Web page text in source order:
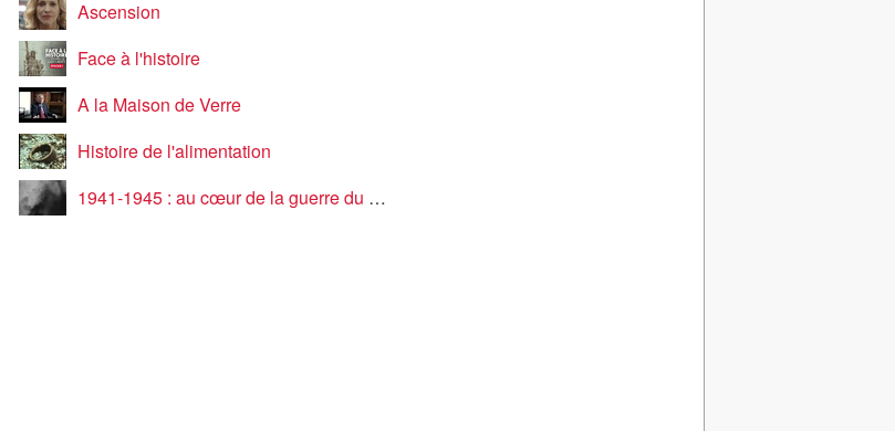
Ascension
Face à l'histoire
A la Maison de Verre
Histoire de l'alimentation
1941-1945 : au cœur de la guerre du Pacifique